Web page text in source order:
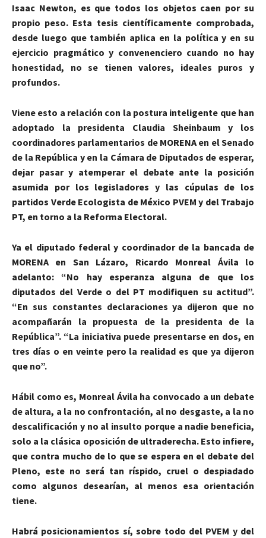
Isaac Newton, es que todos los objetos caen por su
propio peso. Esta tesis científicamente comprobada,
desde luego que también aplica en la política y en su
ejercicio pragmático y convenenciero cuando no hay
honestidad, no se tienen valores, ideales puros y
profundos.
Viene esto a relación con la postura inteligente que han
adoptado la presidenta Claudia Sheinbaum y los
coordinadores parlamentarios de MORENA en el Senado
de la República y en la Cámara de Diputados de esperar,
dejar pasar y atemperar el debate ante la posición
asumida por los legisladores y las cúpulas de los
partidos Verde Ecologista de México PVEM y del Trabajo
PT, en torno a la Reforma Electoral.
Ya el diputado federal y coordinador de la bancada de
MORENA en San Lázaro, Ricardo Monreal Ávila lo
adelanto: “No hay esperanza alguna de que los
diputados del Verde o del PT modifiquen su actitud”.
“En sus constantes declaraciones ya dijeron que no
acompañarán la propuesta de la presidenta de la
República”. “La iniciativa puede presentarse en dos, en
tres días o en veinte pero la realidad es que ya dijeron
que no”.
Hábil como es, Monreal Ávila ha convocado a un debate
de altura, a la no confrontación, al no desgaste, a la no
descalificación y no al insulto porque a nadie beneficia,
solo a la clásica oposición de ultraderecha. Esto infiere,
que contra mucho de lo que se espera en el debate del
Pleno, este no será tan ríspido, cruel o despiadado
como algunos desearían, al menos esa orientación
tiene.
Habrá posicionamientos sí, sobre todo del PVEM y del